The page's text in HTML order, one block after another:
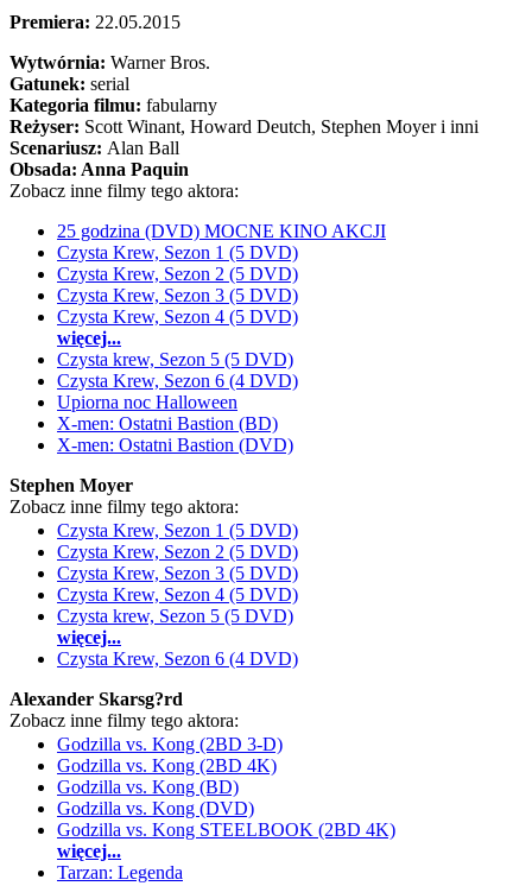
Premiera: 22.05.2015
Wytwórnia: Warner Bros.
Gatunek: serial
Kategoria filmu: fabularny
Reżyser: Scott Winant, Howard Deutch, Stephen Moyer i inni
Scenariusz: Alan Ball
Obsada: Anna Paquin
Zobacz inne filmy tego aktora:
25 godzina (DVD) MOCNE KINO AKCJI
Czysta Krew, Sezon 1 (5 DVD)
Czysta Krew, Sezon 2 (5 DVD)
Czysta Krew, Sezon 3 (5 DVD)
Czysta Krew, Sezon 4 (5 DVD)
więcej...
Czysta krew, Sezon 5 (5 DVD)
Czysta Krew, Sezon 6 (4 DVD)
Upiorna noc Halloween
X-men: Ostatni Bastion (BD)
X-men: Ostatni Bastion (DVD)
Stephen Moyer
Zobacz inne filmy tego aktora:
Czysta Krew, Sezon 1 (5 DVD)
Czysta Krew, Sezon 2 (5 DVD)
Czysta Krew, Sezon 3 (5 DVD)
Czysta Krew, Sezon 4 (5 DVD)
Czysta krew, Sezon 5 (5 DVD)
więcej...
Czysta Krew, Sezon 6 (4 DVD)
Alexander Skarsg?rd
Zobacz inne filmy tego aktora:
Godzilla vs. Kong (2BD 3-D)
Godzilla vs. Kong (2BD 4K)
Godzilla vs. Kong (BD)
Godzilla vs. Kong (DVD)
Godzilla vs. Kong STEELBOOK (2BD 4K)
więcej...
Tarzan: Legenda